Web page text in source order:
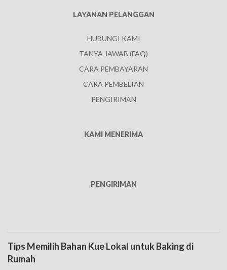
LAYANAN PELANGGAN
HUBUNGI KAMI
TANYA JAWAB (FAQ)
CARA PEMBAYARAN
CARA PEMBELIAN
PENGIRIMAN
KAMI MENERIMA
PENGIRIMAN
Tips Memilih Bahan Kue Lokal untuk Baking di
Rumah